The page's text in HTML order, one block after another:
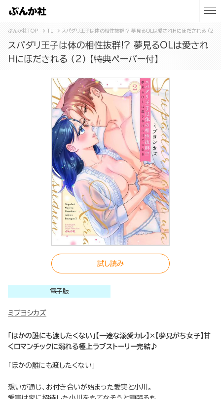
ぶんか社TOP TL スパダリ王子は体の相性抜群!? 夢見るOLは愛されHにほだされる （2） 【
スパダリ王子は体の相性抜群!? 夢見るOLは愛され
Hにほだされる （2） 【特典ペーパー付】
試し読み
電子版
ミブヨシカズ
「ほかの誰にも渡したくない」【一途な溺愛カレ】×【夢見がち女子】甘
くロマンチックに溺れる極上ラブストーリー完結♪
「ほかの誰にも渡したくない」
想いが通じ、お付き合いが始まった愛実と小川。